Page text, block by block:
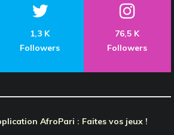
1,3 K
Followers
76,5 K
Followers
AfroPari : Faites vos jeux !